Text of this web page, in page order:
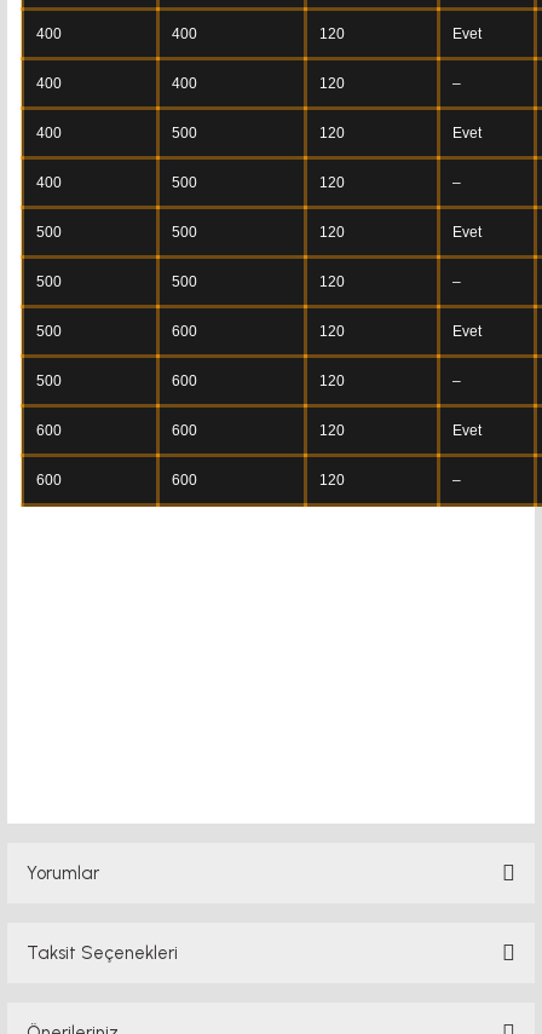
400 400 120 Evet
400 400 120 –
400 500 120 Evet
400 500 120 –
500 500 120 Evet
500 500 120 –
500 600 120 Evet
500 600 120 –
600 600 120 Evet
600 600 120 –
Yorumlar
Taksit Seçenekleri